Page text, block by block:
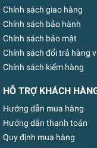
Chính sách giao hàng
Chính sách bảo hành
Chính sách bảo mật
Chính sách đổi trả hàng
Chính sách kiểm hàng
HỖ TRỢ KHÁCH
Hướng dẫn mua hàng
Hướng dẫn thanh toán
Quy định mua hàng